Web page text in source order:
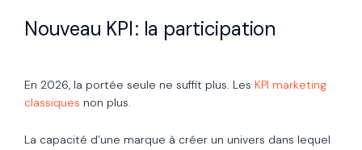
Nouveau KPI : la participation
En 2026, la portée seule ne suffit plus. Les KPI marketing
classiques non plus.
La capacité d’une marque à créer un univers dans lequel